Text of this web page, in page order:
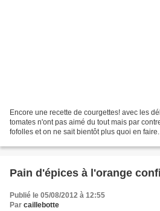
Encore une recette de courgettes! avec les
tomates n'ont pas aimé du tout mais par
fofolles et on ne sait bientôt plus quoi en
Pain d'épices à l'orange
Publié le 05/08/2012 à 12:55
Par caillebotte